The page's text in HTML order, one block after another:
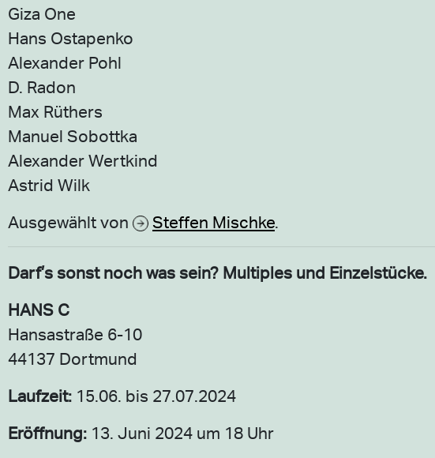
Giza One
Hans Ostapenko
Alexander Pohl
D. Radon
Max Rüthers
Manuel Sobottka
Alexander Wertkind
Astrid Wilk
Ausgewählt von
Steffen Mischke.
Darf’s sonst noch was sein? Multiples und Einzelstücke.
HANS C
Hansastraße 6-10
44137 Dortmund
Laufzeit: 15.06. bis 27.07.2024
Eröffnung: 13. Juni 2024 um 18 Uhr